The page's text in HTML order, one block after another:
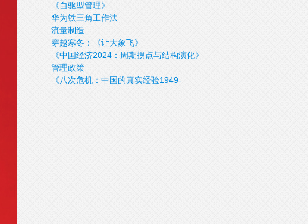
《自驱型管理》
华为铁三角工作法
流量制造
穿越寒冬：《让大象飞》
《中国经济2024：周期拐点与结构演化》
管理政策
《八次危机：中国的真实经验1949-